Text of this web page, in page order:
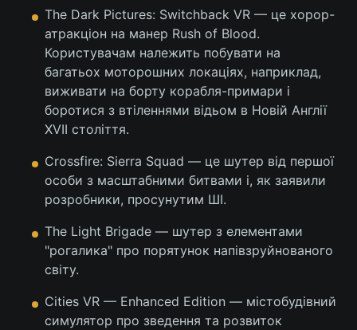
The Dark Pictures: Switchback VR — це хорор-
атракціон на манер Rush of Blood.
Користувачам належить побувати на
багатьох моторошних локаціях, наприклад,
виживати на борту корабля-примари і
боротися з втіленнями відьом в Новій Англії
XVII століття.
Crossfire: Sierra Squad — це шутер від першої
особи з масштабними битвами і, як заявили
розробники, просунутим ШІ.
The Light Brigade — шутер з елементами
"рогалика" про порятунок напівзруйнованого
світу.
Cities VR — Enhanced Edition — містобудівний
симулятор про зведення та розвиток